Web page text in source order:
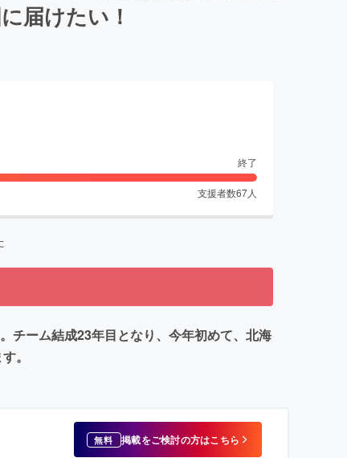
届けたい！
終了
支援者数67人
チーム結成23年目となり、今年初めて、北海
。
無料 掲載をご検討の方はこちら